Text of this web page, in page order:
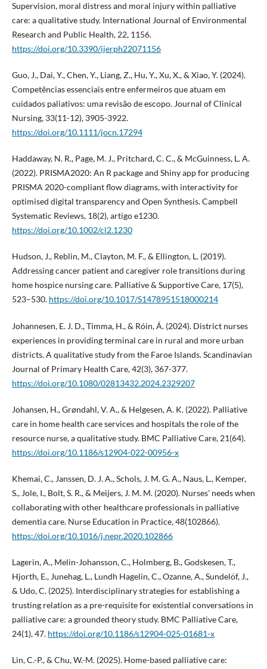
Supervision, moral distress and moral injury within palliative
care: a qualitative study. International Journal of Environmental
Research and Public Health, 22, 1156.
https://doi.org/10.3390/ijerph22071156
Guo, J., Dai, Y., Chen, Y., Liang, Z., Hu, Y., Xu, X., & Xiao, Y. (2024).
Competências essenciais entre enfermeiros que atuam em
cuidados paliativos: uma revisão de escopo. Journal of Clinical
Nursing, 33(11-12), 3905-3922.
https://doi.org/10.1111/jocn.17294
Haddaway, N. R., Page, M. J., Pritchard, C. C., & McGuinness, L. A.
(2022). PRISMA2020: An R package and Shiny app for producing
PRISMA 2020-compliant flow diagrams, with interactivity for
optimised digital transparency and Open Synthesis. Campbell
Systematic Reviews, 18(2), artigo e1230.
https://doi.org/10.1002/cl2.1230
Hudson, J., Reblin, M., Clayton, M. F., & Ellington, L. (2019).
Addressing cancer patient and caregiver role transitions during
home hospice nursing care. Palliative & Supportive Care, 17(5),
523–530. https://doi.org/10.1017/S1478951518000214
Johannesen, E. J. D., Timma, H., & Róin, Á. (2024). District nurses
experiences in providing terminal care in rural and more urban
districts. A qualitative study from the Faroe Islands. Scandinavian
Journal of Primary Health Care, 42(3), 367-377.
https://doi.org/10.1080/02813432.2024.2329207
Johansen, H., Grøndahl, V. A., & Helgesen, A. K. (2022). Palliative
care in home health care services and hospitals the role of the
resource nurse, a qualitative study. BMC Palliative Care, 21(64).
https://doi.org/10.1186/s12904-022-00956-x
Khemai, C., Janssen, D. J. A., Schols, J. M. G. A., Naus, L., Kemper,
S., Jole, I., Bolt, S. R., & Meijers, J. M. M. (2020). Nurses' needs when
collaborating with other healthcare professionals in palliative
dementia care. Nurse Education in Practice, 48(102866).
https://doi.org/10.1016/j.nepr.2020.102866
Lagerin, A., Melin-Johansson, C., Holmberg, B., Godskesen, T.,
Hjorth, E., Junehag, L., Lundh Hagelin, C., Ozanne, A., Sundelöf, J.,
& Udo, C. (2025). Interdisciplinary strategies for establishing a
trusting relation as a pre-requisite for existential conversations in
palliative care: a grounded theory study. BMC Palliative Care,
24(1), 47. https://doi.org/10.1186/s12904-025-01681-x
Lin, C.-P., & Chu, W.-M. (2025). Home-based palliative care: